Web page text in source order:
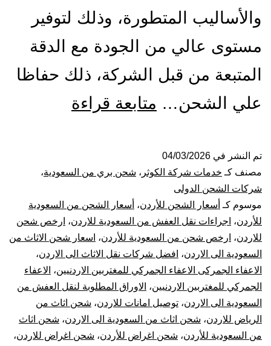
والأساليب المتطورة، وذلك لتوفير
مستوى عالي من الجودة مع الدقة
المتبعة من قبل الشركة، ذلك حفاظا
علي الشحن… متابعة قراءة
الي
الاردن
|
نقل
عفش
تم النشر في 04/03/2026
مصنف كـ خدمات شركة الكوثر ، شحن بري من السعودية،
شركات الشحن الدولى
موسوم كـ أسعار الشحن للأردن، أسعار الشحن من السعودية
للأردن، اجراءات نقل العفش من السعودية للاردن، ارخص شحن
للاردن، ارخص شحن من السعودية للأردن، اسعار شحن الاثاث من
السعودية الى الاردن، افضل شركات نقل الاثاث الى الاردن،
الاعفاء الجمركى الاعفاء الجمركي للمغتربين الاردنيين، الاعفاء
الجمركي للمغتربين الاردنيين، الاوراق المطلوبة لنقل العفش من
السعودية الى الاردن، توصيل امانات للاردن، شحن اثاث من
الرياض للاردن، شحن اثاث من السعودية الى الاردن، شحن اثاث
من السعودية للأردن، شحن اغراض للأردن، شحن اغراض للاردن،